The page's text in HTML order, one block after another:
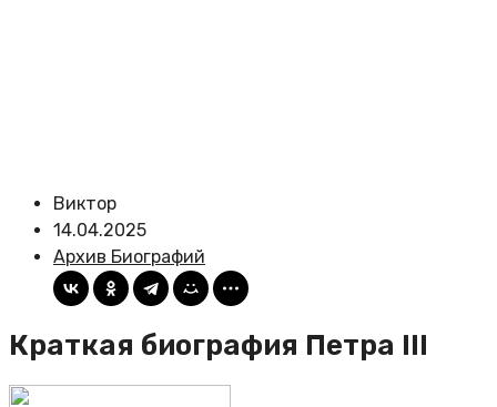
Виктор
14.04.2025
Архив Биографий
Краткая биография Петра III